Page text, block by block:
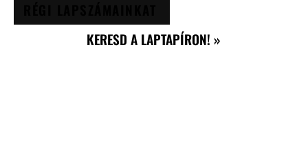
KERESD A LAPTAPÍRON! »